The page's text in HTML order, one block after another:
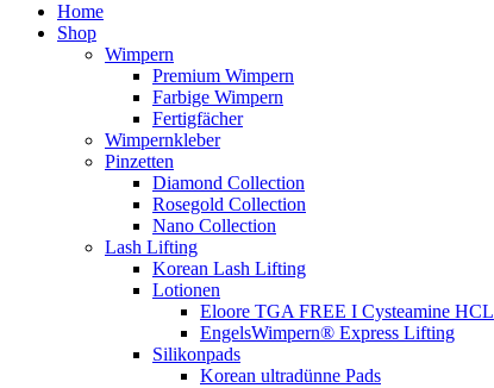
Home
Shop
Wimpern
Premium Wimpern
Farbige Wimpern
Fertigfächer
Wimpernkleber
Pinzetten
Diamond Collection
Rosegold Collection
Nano Collection
Lash Lifting
Korean Lash Lifting
Lotionen
Eloore TGA FREE I Cysteamine HCL
EngelsWimpern® Express Lifting
Silikonpads
Korean ultradünne Pads